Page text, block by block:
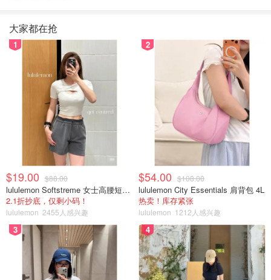
将Swarovski商店视为一种全感官的体验。这个品牌的多伦
多旗舰店是全球仅有的几家概念店之一，提供一个真正沉浸
式的奇境，通过视觉、听觉和触感将商店及其闪亮的珍宝带
到生活中。新近翻新的空间从施华洛世奇标志性的八角形标
志中汲取灵感，创造了一个独一无二的购物体验。和你的好
朋友一起尝试一下法棍切割的矩阵戒指，也许会很有趣。
大家都在抢
1
$19.00 $88.00
lululemon Softstreme 女士高腰短裤 10cm
2.1折抄底，仅剩小码！
lululemon 2455人感兴趣
2
$54.00 $108.00
lululemon City Essentials 肩背包 4L
热卖！库存紧张
lululemon 1212人感兴趣
3 4